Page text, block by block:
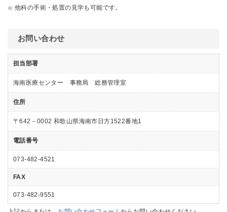
他科の手術・処置の見学も可能です。
お問い合わせ
担当部署
海南医療センター 事務局 総務管理室
住所
〒642－0002 和歌山県海南市日方1522番地1
電話番号
073-482-4521
FAX
073-482-9551